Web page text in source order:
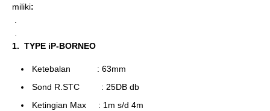
miliki:
1. TYPE iP-BORNEO
Ketebalan : 63mm
Sond R.STC : 25DB db
Ketingian Max : 1m s/d 4m